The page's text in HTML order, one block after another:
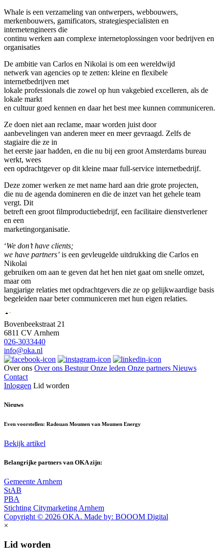
Whale is een verzameling van ontwerpers, webbouwers,
merkenbouwers, gamificators, strategiespecialisten en
internetengineers die
continu werken aan complexe internetoplossingen voor bedrijven en
organisaties
De ambitie van Carlos en Nikolai is om een wereldwijd
netwerk van agencies op te zetten: kleine en flexibele
internetbedrijven met
lokale professionals die zowel op hun vakgebied excelleren, als de
lokale markt
en cultuur goed kennen en daar het best mee kunnen communiceren.
Ze doen niet aan reclame, maar worden juist door
aanbevelingen van anderen meer en meer gevraagd. Zelfs de
stagiaire die ze in
het eerste jaar hadden, en die nu bij een groot Amsterdams bureau
werkt, wees
een opdrachtgever op dit kleine maar full-service internetbedrijf.
Deze zomer werken ze met name hard aan drie grote projecten,
die nu de agenda domineren en die de inzet van het gehele team
vergt. Dit
betreft een groot filmproductiebedrijf, een facilitaire dienstverlener
en een
marketingorganisatie.
‘We don’t have clients;
we have partners’ is een gevleugelde uitdrukking die Carlos en
Nikolai
gebruiken om aan te geven dat het hen niet gaat om snelle omzet,
maar om
langjarige relaties met opdrachtgevers die ze op gelijkwaardige basis
begeleiden naar beter communiceren met hun eigen relaties.
Bovenbeekstraat 21
6811 CV Arnhem
026-3033440
info@oka.nl
Over ons Over ons BestuurOnze leden Onze partners Nieuws
Contact
Inloggen Lid worden
Nieuws
Even voorstellen: Radouan Moumen van Moumen Energy
Bekijk artikel
Belangrijke partners van OKA zijn:
Gemeente Arnhem
StAB
PBA
Stichting Citymarketing Arnhem
Copyright © 2026 OKA. Made by: BOOOM Digital
×
Lid worden